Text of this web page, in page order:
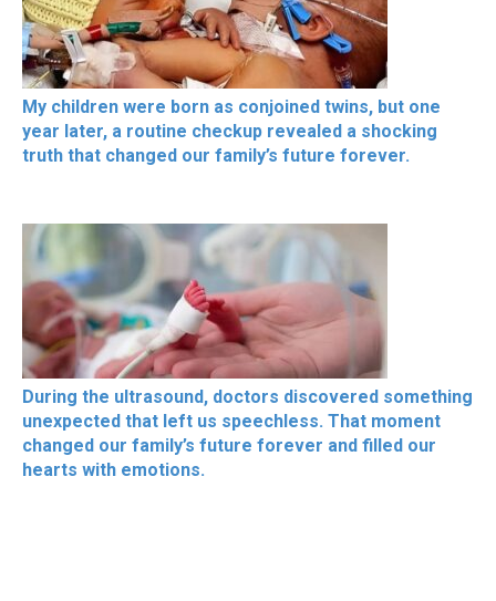
My children were born as conjoined twins, but one
year later, a routine checkup revealed a shocking
truth that changed our family’s future forever.
During the ultrasound, doctors discovered something
unexpected that left us speechless. That moment
changed our family’s future forever and filled our
hearts with emotions.